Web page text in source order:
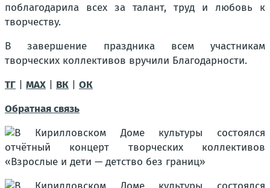
поблагодарила всех за талант, труд и любовь к
творчеству.
В завершение праздника всем участникам
творческих коллективов вручили Благодарности.
ТГ
MAX ВК
ОК
Обратная связь